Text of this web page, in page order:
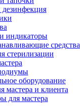
дезинфекция
индикаторы
средства
стерилизации
оборудование
мастера и клиента
для мастера